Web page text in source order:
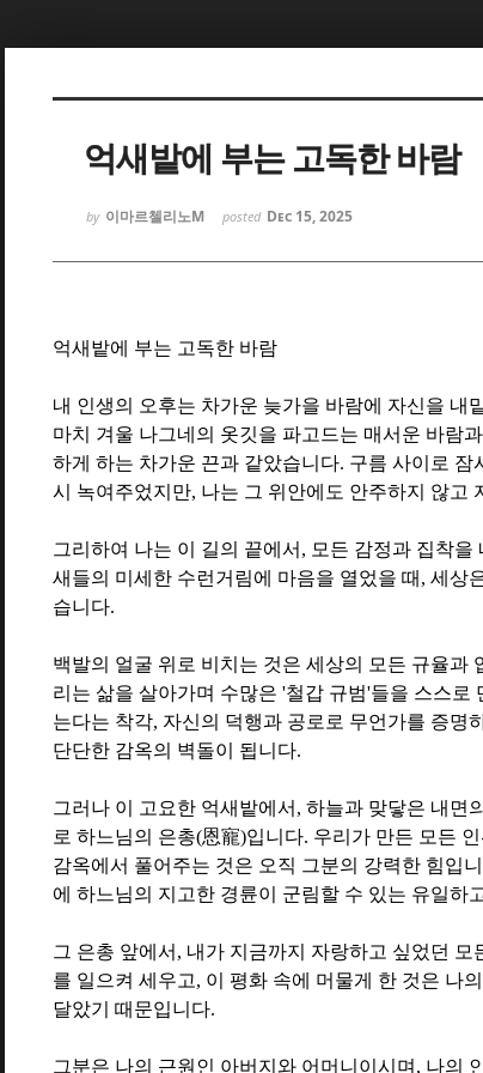
억새밭에 부는 고독한 바람
by 이마르첼리노M posted Dec 15, 2025
억새밭에 부는 고독한 바람
내 인생의 오후는 차가운 늦가을 바람에 자신을 내
마치 겨울 나그네의 옷깃을 파고드는 매서운 바람
하게 하는 차가운 끈과 같았습니다. 구름 사이로 잠
시 녹여주었지만, 나는 그 위안에도 안주하지 않고
그리하여 나는 이 길의 끝에서 , 모든 감정과 집착을
새들의 미세한 수런거림에 마음을 열었을 때 , 세상
습니다.
백발의 얼굴 위로 비치는 것은 세상의 모든 규율과
리는 삶을 살아가며 수많은 '철갑 규범'들을 스스로
는다는 착각, 자신의 덕행과 공로로 무언가를 증명
단단한 감옥의 벽돌이 됩니다.
그러나 이 고요한 억새밭에서 , 하늘과 맞닿은 내면
로 하느님의 은총(恩寵)입니다. 우리가 만든 모든
감옥에서 풀어주는 것은 오직 그분의 강력한 힘입
에 하느님의 지고한 경륜이 군림할 수 있는 유일하
그 은총 앞에서 , 내가 지금까지 자랑하고 싶었던
를 일으켜 세우고, 이 평화 속에 머물게 한 것은 나
달았기 때문입니다.
그분은 나의 근원인 아버지와 어머니이시며 , 나의
Sketchbook5, 스케치북5
Sketchbook5, 스케치북5